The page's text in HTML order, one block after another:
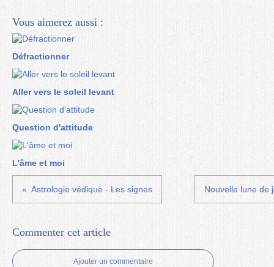
Vous aimerez aussi :
Défractionner
Aller vers le soleil levant
Question d'attitude
L'âme et moi
Astrologie védique - Les signes Nouvelle lune de
Commenter cet article
Ajouter un commentaire